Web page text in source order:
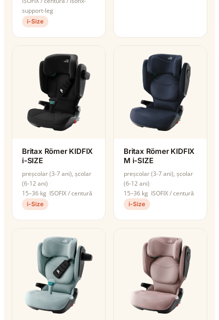
support-leg
i-Size
Britax Römer KIDFIX
i-SIZE
preșcolar (3-7 ani), școlar
(6-12 ani)
15–36 kg ISOFIX / centură
i-Size
Britax Römer KIDFIX
M i-SIZE
preșcolar (3-7 ani), școlar
(6-12 ani)
15–36 kg ISOFIX / centură
i-Size